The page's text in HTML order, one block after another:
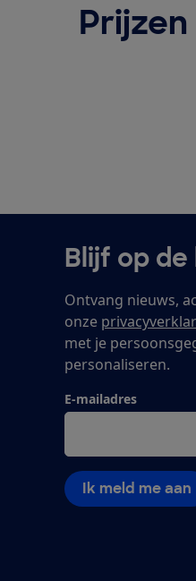
Prijzen
Blijf op
Ontvang nieuws,
onze
met je
personaliseren.
E-mailadres
Ik meld me aan